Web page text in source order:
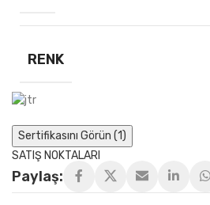
RENK
Sertifikasını Görün (1)
SATIŞ NOKTALARI
Paylaş: